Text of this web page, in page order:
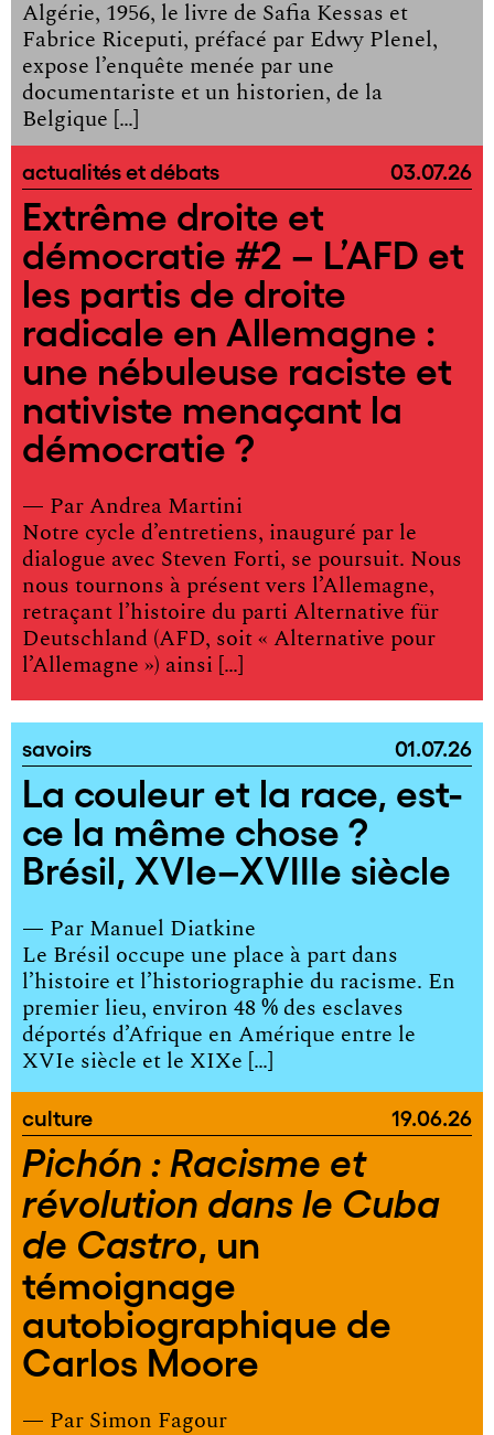
Algérie, 1956, le livre de Safia Kessas et
Fabrice Riceputi, préfacé par Edwy Plenel,
expose l’enquête menée par une
documentariste et un historien, de la
Belgique […]
actualités et débats 03.07.26
Extrême droite et
démocratie #2 – L’AFD et
les partis de droite
radicale en Allemagne :
une nébuleuse raciste et
nativiste menaçant la
démocratie ?
— Par Andrea Martini
Notre cycle d’entretiens, inauguré par le
dialogue avec Steven Forti, se poursuit. Nous
nous tournons à présent vers l’Allemagne,
retraçant l’histoire du parti Alternative für
Deutschland (AFD, soit « Alternative pour
l’Allemagne ») ainsi […]
savoirs 01.07.26
La couleur et la race, est-
ce la même chose ?
Brésil, XVIe–XVIIIe siècle
— Par Manuel Diatkine
Le Brésil occupe une place à part dans
l’histoire et l’historiographie du racisme. En
premier lieu, environ 48 % des esclaves
déportés d’Afrique en Amérique entre le
XVIe siècle et le XIXe […]
culture 19.06.26
Pichón : Racisme et
révolution dans le Cuba
de Castro, un
témoignage
autobiographique de
Carlos Moore
— Par Simon Fagour